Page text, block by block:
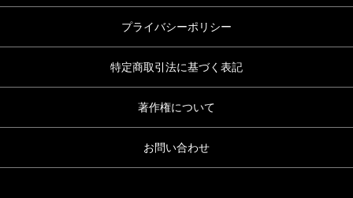
プライバシーポリシー
特定商取引法に基づく表記
著作権について
お問い合わせ